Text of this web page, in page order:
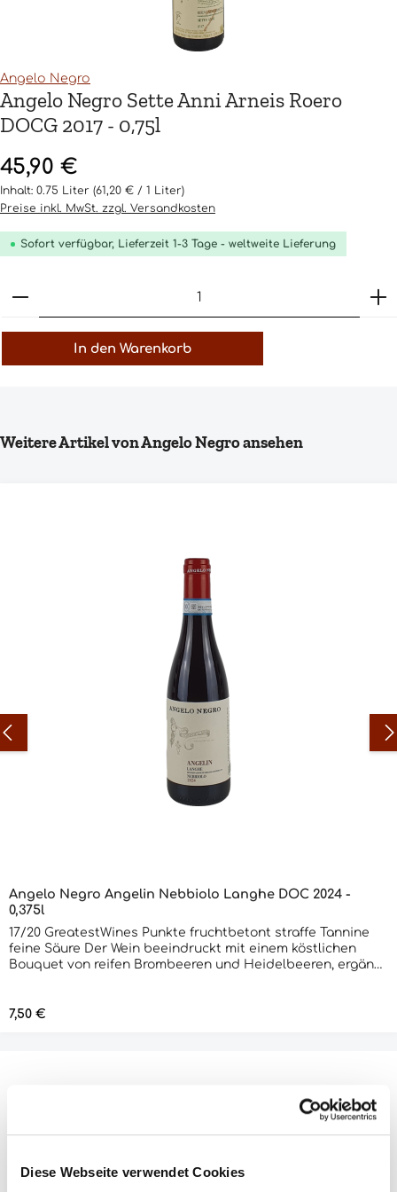
Diese Webseite verwendet Cookies
Angelo Negro
Angelo Negro Sette Anni Arneis Roero
DOCG 2017 - 0,75l
Regulärer Preis:
45,90 €
Inhalt: 0.75 Liter (61,20 € / 1 Liter)
Preise inkl. MwSt. zzgl. Versandkosten
Sofort verfügbar, Lieferzeit 1-3 Tage - weltweite Lieferung
Produkt Anzahl: Gib den gewünschten Wert
In den Warenkorb
Produktgalerie überspringen
Weitere Artikel von Angelo Negro ansehen
Angelo Negro Angelin Nebbiolo Langhe DOC 2024 -
0,375l
17/20 GreatestWines Punkte fruchtbetont straffe Tannine
feine Säure Der Wein beeindruckt mit einem köstlichen
Bouquet von reifen Brombeeren und Heidelbeeren, ergänzt
und Balance. Mit 17 von 20 Punkten zeigt er eine
Regulärer Preis:
7,50 €
Sette Anni Arneis Roero DOCG 2017 -